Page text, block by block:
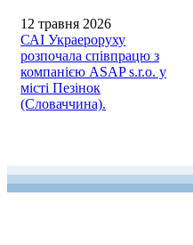
12 травня 2026
САІ Украероруху
розпочала співпрацю з
компанією ASAP s.r.o. у
місті Пезінок
(Словаччина).